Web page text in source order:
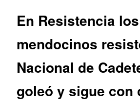
En Resistencia los
mendocinos
Nacional de
goleó y sigue con